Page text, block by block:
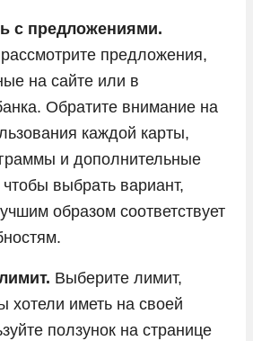
с предложениями.
предложения,
на сайте или в
Обратите внимание на
каждой карты,
и дополнительные
выбрать вариант,
образом соответствует
Выберите лимит,
хотели иметь на своей
ползунок на странице